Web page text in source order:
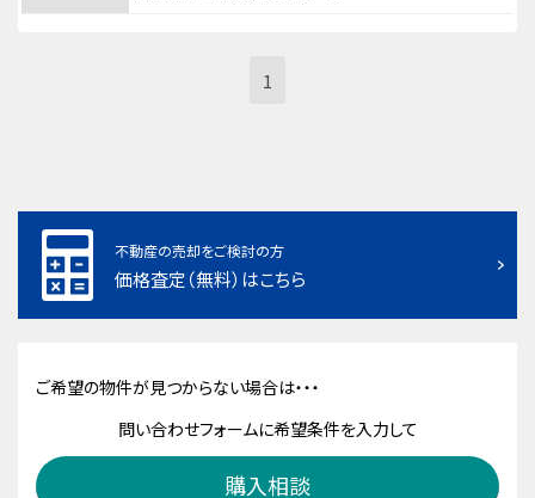
1
不動産の売却をご検討の方
価格査定（無料）はこちら
ご希望の物件が見つからない場合は・・・
問い合わせフォームに希望条件を入力して
購入相談